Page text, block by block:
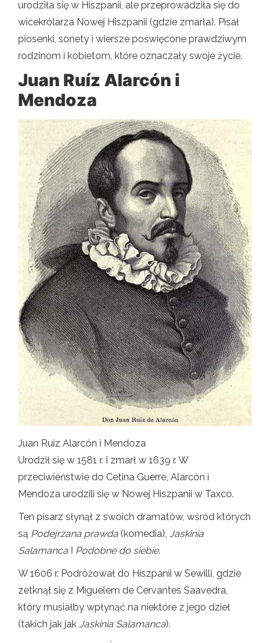
urodziła się w Hiszpanii, ale przeprowadziła się do
wicekrólarza Nowej Hiszpanii (gdzie zmarła). Pisał
piosenki, sonety i wiersze poświęcone prawdziwym
rodzinom i kobietom, które oznaczały swoje życie.
Juan Ruíz Alarcón i
Mendoza
Juan Ruíz Alarcón i Mendoza
Urodził się w 1581 r. I zmarł w 1639 r. W
przeciwieństwie do Cetina Guerre, Alarcón i
Mendoza urodzili się w Nowej Hiszpanii w Taxco.
Ten pisarz słynął z swoich dramatów, wśród których
są Podejrzana prawda (komedia), Jaskinia
Salamanca
Podobne do siebie.
W 1606 r. Podróżował do Hiszpanii w Sewilli, gdzie
zetknął się z Miguelem de Cervantes Saavedra,
który musiałby wpłynąć na niektóre z jego dzieł
(takich jak jak Jaskinia Salamanca).